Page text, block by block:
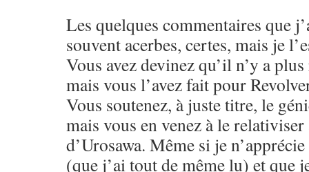
Les quelques commentaires que
souvent acerbes, certes, mais je
Vous avez devinez qu’il n’y a
mais vous l’avez fait pour
Vous soutenez, à juste titre, le
mais vous en venez à le
d’Urosawa. Même si je
(que j’ai tout de même lu) et que